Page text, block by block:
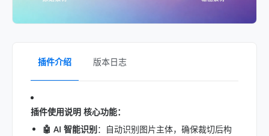
插件介绍 版本日志
插件使用说明 核心功能：
🤖 AI 智能识别：自动识别图片主体，确保裁切后构